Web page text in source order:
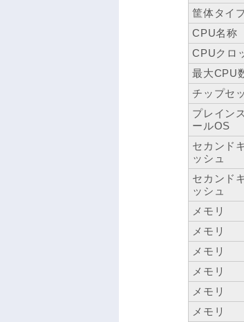
筐体タイ
CPU名称
CPUクロ
最大CPU
チップセ
プレイン
ールOS
セカンド
ッシュ
セカンド
ッシュ
メモリ
メモリ
メモリ
メモリ
メモリ
メモリ